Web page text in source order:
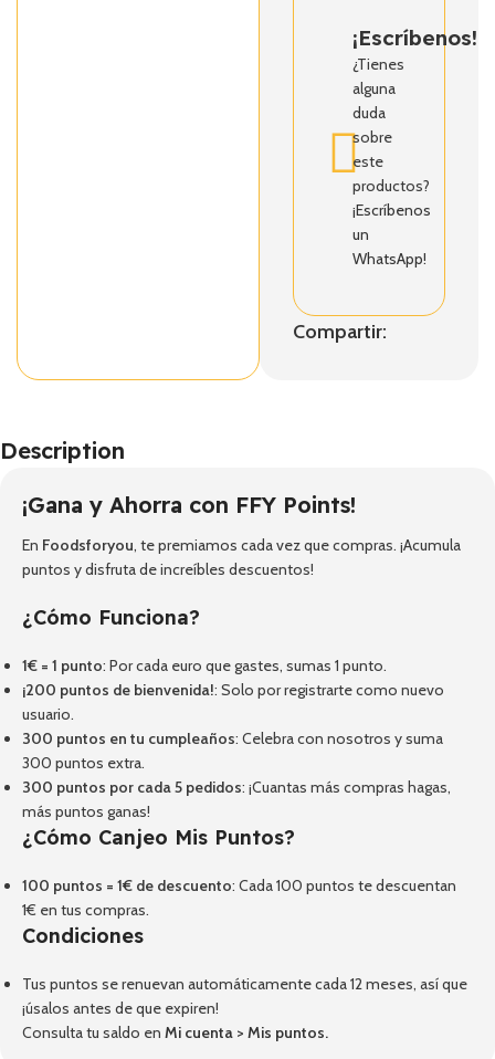
¡Escríbenos!
¿Tienes
alguna
duda
sobre
este
productos?
¡Escríbenos
un
WhatsApp!
Compartir:
Description
¡Gana y Ahorra con FFY Points!
En Foodsforyou, te premiamos cada vez que compras. ¡Acumula
puntos y disfruta de increíbles descuentos!
¿Cómo Funciona?
1€ = 1 punto: Por cada euro que gastes, sumas 1 punto.
¡200 puntos de bienvenida!: Solo por registrarte como nuevo
usuario.
300 puntos en tu cumpleaños: Celebra con nosotros y suma
300 puntos extra.
300 puntos por cada 5 pedidos: ¡Cuantas más compras hagas,
más puntos ganas!
¿Cómo Canjeo Mis Puntos?
100 puntos = 1€ de descuento: Cada 100 puntos te descuentan
1€ en tus compras.
Condiciones
Tus puntos se renuevan automáticamente cada 12 meses, así que
¡úsalos antes de que expiren!
Consulta tu saldo en Mi cuenta > Mis puntos.